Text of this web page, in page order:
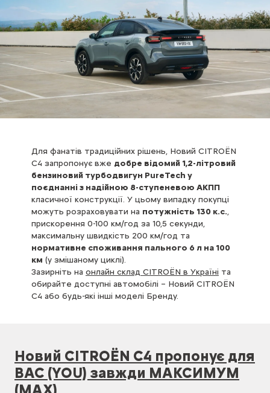
Для фанатів традиційних рішень, Новий CITROЁN
С4 запропонує вже добре відомий 1,2-літровий
бензиновий турбодвигун PureTech у
поєднанні з надійною 8-ступеневою АКПП
класичної конструкції. У цьому випадку покупці
можуть розраховувати на потужність 130 к.с.,
прискорення 0-100 км/год за 10,5 секунди,
максимальну швидкість 200 км/год та
нормативне споживання пального 6 л на 100
км (у змішаному циклі).
Зазирніть на онлайн склад CITROЁN в Україні та
обирайте доступні автомобілі – Новий CITROЁN
С4 або будь-які інші моделі Бренду.
Новий CITROЁN С4 пропонує для
ВАС (YOU) завжди МАКСИМУМ